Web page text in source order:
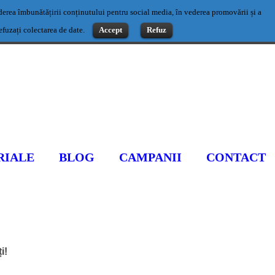
Contact: 0769500983 sau office@romaniaseo.com
BLOG CAMPANII CONTACT
îmbunătățirii conținutului pentru social media, în vederea promovării și a
colectarea de date.
Accept Refuz